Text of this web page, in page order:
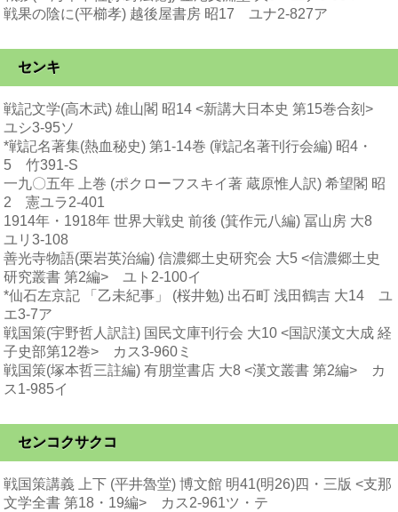
戦果の陰に(平櫛孝) 越後屋書房 昭17 ユナ2-827ア
センキ
戦記文学(高木武) 雄山閣 昭14 <新講大日本史 第15巻合刻>
ユシ3-95ソ
*戦記名著集(熱血秘史) 第1-14巻 (戦記名著刊行会編) 昭4・
5 竹391-S
一九〇五年 上巻 (ポクローフスキイ著 蔵原惟人訳) 希望閣 昭
2 憲ユラ2-401
1914年・1918年 世界大戦史 前後 (箕作元八編) 冨山房 大8
ユリ3-108
善光寺物語(栗岩英治編) 信濃郷土史研究会 大5 <信濃郷土史
研究叢書 第2編> ユト2-100イ
*仙石左京記 「乙未紀事」 (桜井勉) 出石町 浅田鶴吉 大14 ユ
エ3-7ア
戦国策(宇野哲人訳註) 国民文庫刊行会 大10 <国訳漢文大成 経
子史部第12巻> カス3-960ミ
戦国策(塚本哲三註編) 有朋堂書店 大8 <漢文叢書 第2編> カ
ス1-985イ
センコクサクコ
戦国策講義 上下 (平井魯堂) 博文館 明41(明26)四・三版 <支那
文学全書 第18・19編> カス2-961ツ・テ